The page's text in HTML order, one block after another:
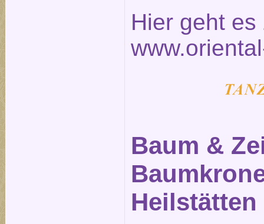
Hier geht
Baum &
Heilstätten